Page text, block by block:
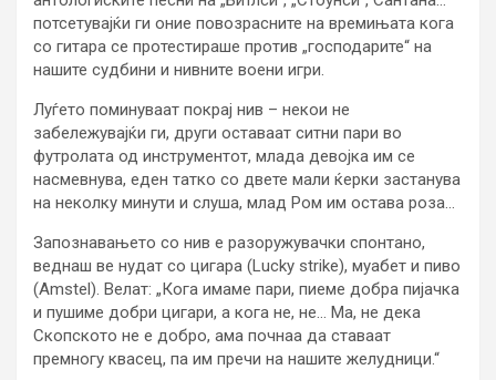
потсетувајќи ги оние повозрасните на времињата кога
со гитара се протестираше против „господарите“ на
нашите судбини и нивните воени игри.
Луѓето поминуваат покрај нив – некои не
забележувајќи ги, други оставаат ситни пари во
футролата од инструментот, млада девојка им се
насмевнува, еден татко со двете мали ќерки застанува
на неколку минути и слуша, млад Ром им остава роза…
Запознавањето со нив е разоружувачки спонтано,
веднаш ве нудат со цигара (Lucky strike), муабет и пиво
(Amstel). Велат: „Кога имаме пари, пиеме добра пијачка
и пушиме добри цигари, а кога не, не… Ма, не дека
Скопското не е добро, ама почнаа да ставаат
премногу квасец, па им пречи на нашите желудници.“